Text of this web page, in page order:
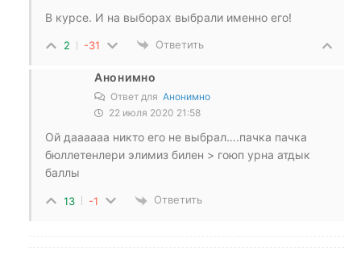
В курсе. И на выборах выбрали именно его!
2 -31 Ответить
Анонимно
Ответ для Анонимно
22 июля 2020 21:58
Ой даааааа никто его не выбрал….пачка пачка
бюллетенлери элимиз билен > гоюп урна атдык
баллы
13 -1 Ответить